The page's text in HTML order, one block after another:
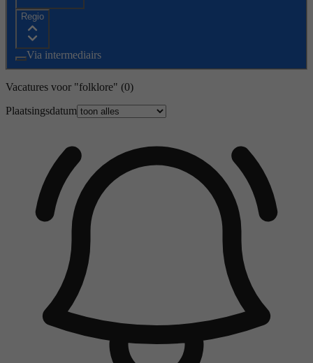
Regio
Via intermediairs
Vacatures voor "folklore" (0)
Plaatsingsdatum